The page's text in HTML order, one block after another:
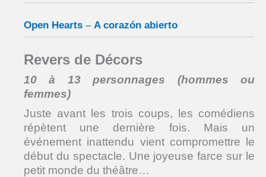
Open Hearts – A corazón abierto
Revers de Décors
10 à 13 personnages (hommes ou
femmes)
Juste avant les trois coups, les comédiens
répètent une dernière fois. Mais un
événement inattendu vient compromettre le
début du spectacle. Une joyeuse farce sur le
petit monde du théâtre…